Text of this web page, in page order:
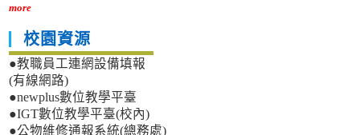
more
校園資源
●教職員工連網設備填報
(有線網路)
●newplus數位教學平臺
●IGT數位教學平臺(校內)
●公物維修通報系統(總務處)